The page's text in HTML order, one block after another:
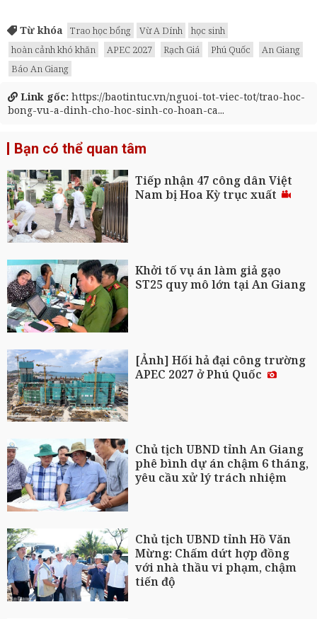
Từ khóa Trao học bổng Vừ A Dính
học sinh
hoàn cảnh khó khăn
APEC 2027 Rạch Giá Phú Quốc
An Giang
Báo An Giang
Link gốc: https://baotintuc.vn/nguoi-tot-viec-tot/trao-hoc-
bong-vu-a-dinh-cho-hoc-sinh-co-hoan-ca...
Bạn có thể quan tâm
Tiếp nhận 47 công dân Việt
Nam bị Hoa Kỳ trục xuất
Khởi tố vụ án làm giả gạo
ST25 quy mô lớn tại An Giang
[Ảnh] Hối hả đại công trường
APEC 2027 ở Phú Quốc
Chủ tịch UBND tỉnh An Giang
phê bình dự án chậm 6 tháng,
yêu cầu xử lý trách nhiệm
Chủ tịch UBND tỉnh Hồ Văn
Mừng: Chấm dứt hợp đồng
với nhà thầu vi phạm, chậm
tiến độ